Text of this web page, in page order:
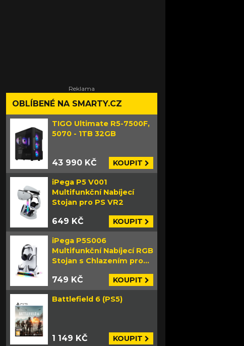
OBLÍBENÉ NA SMARTY.CZ
TIGO Ultimate R5-7500F,
5070 - 1TB 32GB
43 990 KČ KOUPIT
iPega P5 V001
Multifunkční Nabíjecí
Stojan pro PS VR2
649 KČ KOUPIT
iPega P5S006
Multifunkční Nabíjecí RGB
Stojan s Chlazením pro
749 KČ KOUPIT
Battlefield 6 (PS5)
1 149 KČ KOUPIT